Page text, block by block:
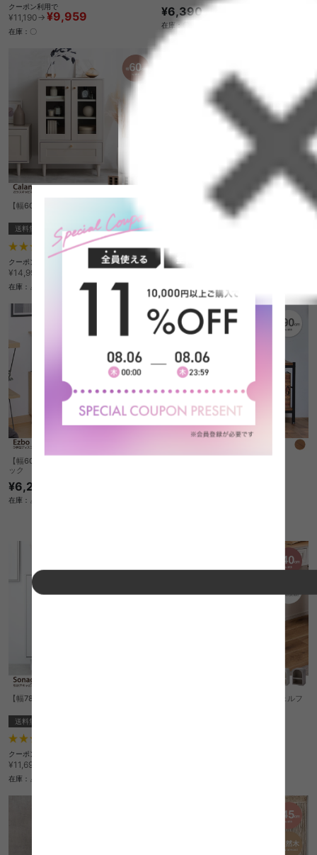
クーポン利用で
¥11,190→ ¥9,959
在庫：〇
¥6,390
在庫：〇
【幅60cm】Calan ガラスキャビネット
送料無料 オススメ
23件
クーポン利用で
¥14,999→ ¥13,349
在庫：△
【幅39cm×高さ128cm】Etoriko 回転式
【幅60cm】Ezbo S字型ディスプレイラ
ック
¥6,220
在庫：△
【幅78cm】Sonagi 引き戸キャビネット
送料無料
クーポン利用で
¥11,699→
在庫：△
【幅40cm】Ardery テラゾー柄シェルフ